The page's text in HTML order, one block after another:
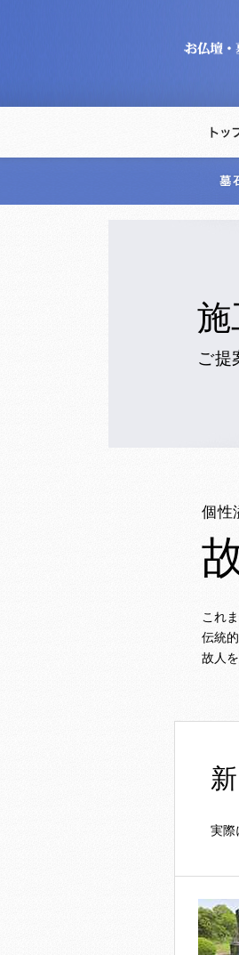
ご提
個性
これ
伝統
故人
実際